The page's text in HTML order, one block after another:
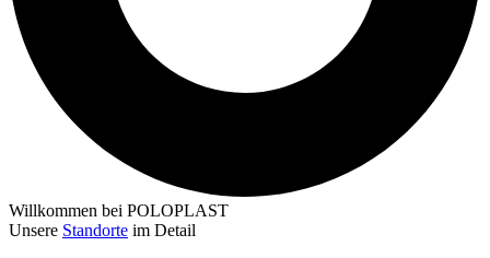
Willkommen bei POLOPLAST
Unsere Standorte im Detail